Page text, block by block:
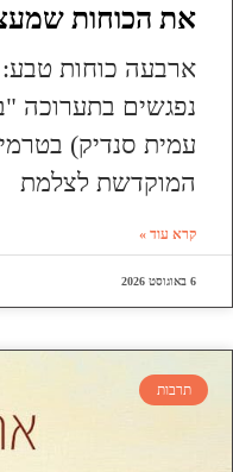
את הכוחות
ארבעה כוחות
נפגשים בתערוכה
עמית סנדיק)
המוקדשת לצלמת
קרא עוד »
6 באוגוסט 2026
תרבות